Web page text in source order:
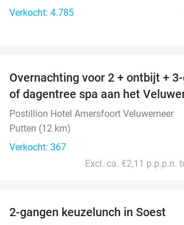
Verkocht: 4.785
Overnachting voor 2 + ontbijt +
of dagentree spa aan het
Postillion Hotel Amersfoort Veluwemeer
Putten (12 km)
Verkocht: 367
Excl. ca. €2,11 p.p.p.n.
2-gangen keuzelunch in Soest